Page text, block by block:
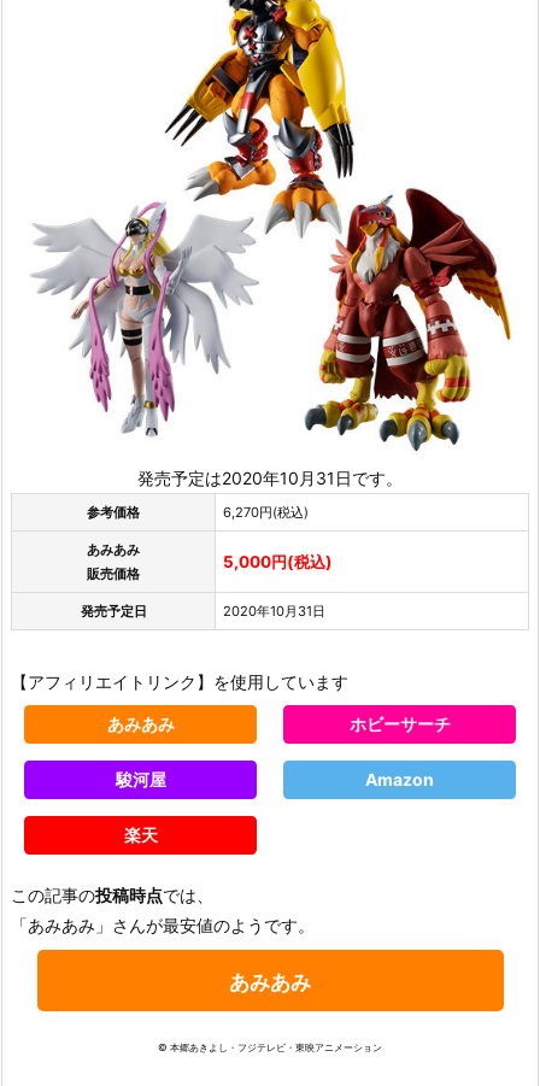
発売予定は2020年10月31日です。
参考価格 6,270円(税込)
あみあみ
販売価格
5,000円(税込)
発売予定日 2020年10月31日
【アフィリエイトリンク】を使用しています
あみあみ ホビーサーチ
駿河屋 Amazon
楽天
この記事の投稿時点では、
「あみあみ」さんが最安値のようです。
あみあみ
© 本郷あきよし・フジテレビ・東映アニメーション